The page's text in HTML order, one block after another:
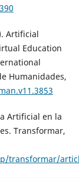
Artificial
Education
Humanidades,
Artificial en la
Transformar,
transformar/